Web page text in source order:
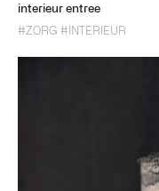
interieur entree
#ZORG #INTERIEUR